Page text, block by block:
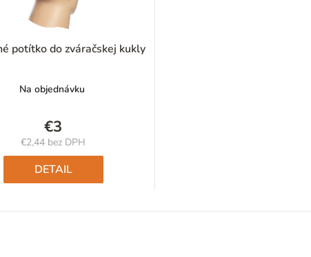
potítko do zváračskej kukly
Na objednávku
€3
€2,44 bez DPH
Jednotková
cena:
DETAIL